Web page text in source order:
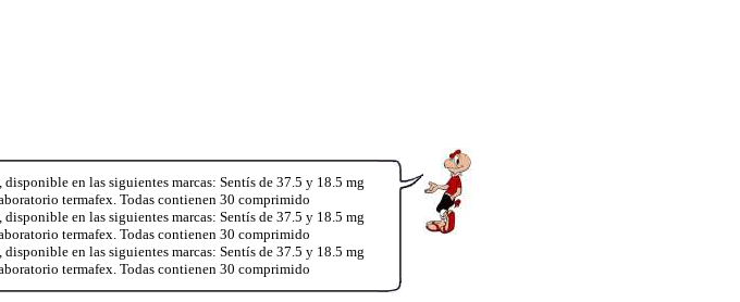
en las siguientes marcas: Sentís de 37.5 y 18.5 mg
termafex. Todas contienen 30 comprimido
en las siguientes marcas: Sentís de 37.5 y 18.5 mg
termafex. Todas contienen 30 comprimido
en las siguientes marcas: Sentís de 37.5 y 18.5 mg
termafex. Todas contienen 30 comprimido